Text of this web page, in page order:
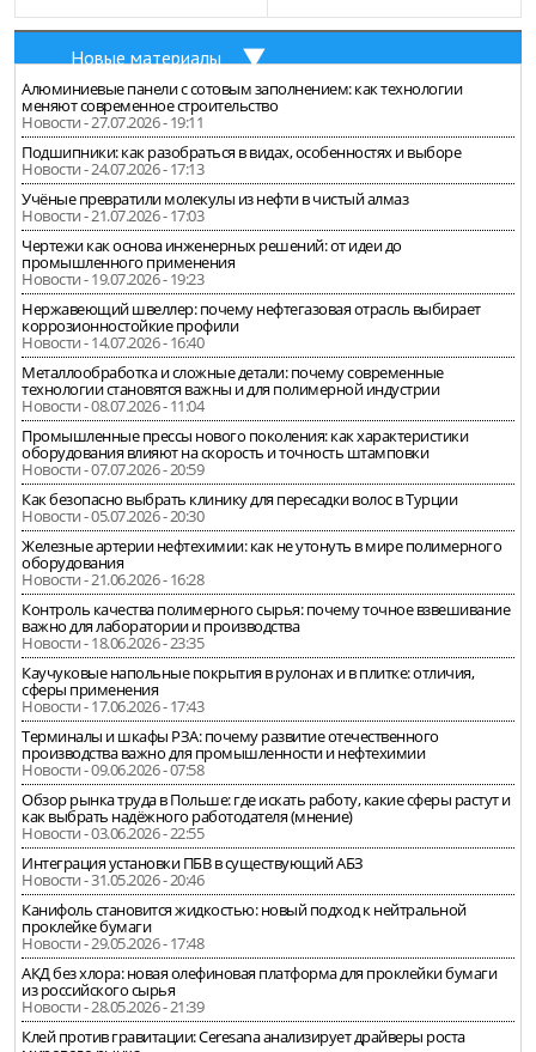
Новые материалы
Алюминиевые панели с сотовым заполнением: как технологии
меняют современное строительство
Новости - 27.07.2026 - 19:11
Подшипники: как разобраться в видах, особенностях и выборе
Новости - 24.07.2026 - 17:13
Учёные превратили молекулы из нефти в чистый алмаз
Новости - 21.07.2026 - 17:03
Чертежи как основа инженерных решений: от идеи до
промышленного применения
Новости - 19.07.2026 - 19:23
Нержавеющий швеллер: почему нефтегазовая отрасль выбирает
коррозионностойкие профили
Новости - 14.07.2026 - 16:40
Металлообработка и сложные детали: почему современные
технологии становятся важны и для полимерной индустрии
Новости - 08.07.2026 - 11:04
Промышленные прессы нового поколения: как характеристики
оборудования влияют на скорость и точность штамповки
Новости - 07.07.2026 - 20:59
Как безопасно выбрать клинику для пересадки волос в Турции
Новости - 05.07.2026 - 20:30
Железные артерии нефтехимии: как не утонуть в мире полимерного
оборудования
Новости - 21.06.2026 - 16:28
Контроль качества полимерного сырья: почему точное взвешивание
важно для лаборатории и производства
Новости - 18.06.2026 - 23:35
Каучуковые напольные покрытия в рулонах и в плитке: отличия,
сферы применения
Новости - 17.06.2026 - 17:43
Терминалы и шкафы РЗА: почему развитие отечественного
производства важно для промышленности и нефтехимии
Новости - 09.06.2026 - 07:58
Обзор рынка труда в Польше: где искать работу, какие сферы растут и
как выбрать надёжного работодателя (мнение)
Новости - 03.06.2026 - 22:55
Интеграция установки ПБВ в существующий АБЗ
Новости - 31.05.2026 - 20:46
Канифоль становится жидкостью: новый подход к нейтральной
проклейке бумаги
Новости - 29.05.2026 - 17:48
АКД без хлора: новая олефиновая платформа для проклейки бумаги
из российского сырья
Новости - 28.05.2026 - 21:39
Клей против гравитации: Ceresana анализирует драйверы роста